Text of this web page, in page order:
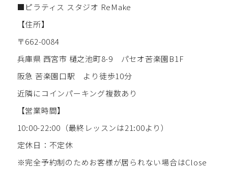
■ピラティス スタジオ ReMake
【住所】
〒662-0084
兵庫県 西宮市 樋之池町8-9 パセオ苦楽園B1F
阪急 苦楽園口駅 より徒歩10分
近隣にコインパーキング複数あり
【営業時間】
10:00-22:00（最終レッスンは21:00より）
定休日：不定休
※完全予約制のためお客様が居られない場合はClose